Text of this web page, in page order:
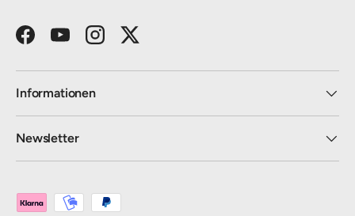
FacebookYouTubeInstagramTwitter
Informationen
Newsletter
Zahlungsmethoden